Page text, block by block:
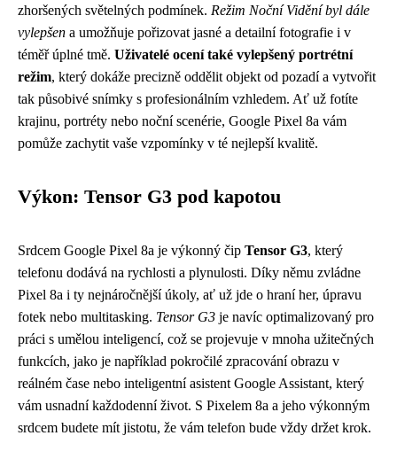
zhoršených světelných podmínek. Režim Noční Vidění byl dále
vylepšen a umožňuje pořizovat jasné a detailní fotografie i v
téměř úplné tmě. Uživatelé ocení také vylepšený portrétní
režim, který dokáže precizně oddělit objekt od pozadí a vytvořit
tak působivé snímky s profesionálním vzhledem. Ať už fotíte
krajinu, portréty nebo noční scenérie, Google Pixel 8a vám
pomůže zachytit vaše vzpomínky v té nejlepší kvalitě.
Výkon: Tensor G3 pod kapotou
Srdcem Google Pixel 8a je výkonný čip Tensor G3, který
telefonu dodává na rychlosti a plynulosti. Díky němu zvládne
Pixel 8a i ty nejnáročnější úkoly, ať už jde o hraní her, úpravu
fotek nebo multitasking. Tensor G3 je navíc optimalizovaný pro
práci s umělou inteligencí, což se projevuje v mnoha užitečných
funkcích, jako je například pokročilé zpracování obrazu v
reálném čase nebo inteligentní asistent Google Assistant, který
vám usnadní každodenní život. S Pixelem 8a a jeho výkonným
srdcem budete mít jistotu, že vám telefon bude vždy držet krok.